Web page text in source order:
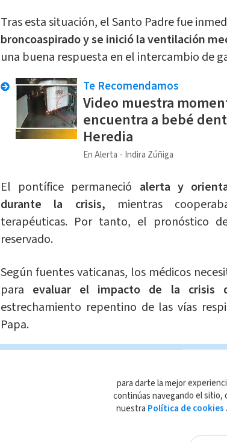
Tras esta situación, el Santo Padre fue
broncoaspirado y se inició la ventilación
una buena respuesta en el intercambio de
Te Recomendamos
Video muestra
encuentra a bebé
Heredia
En Alerta Indira Zúñiga
El pontífice permaneció alerta y
durante la crisis, mientras
terapéuticas. Por tanto, el pronóstico
reservado.
Según fuentes vaticanas, los médicos
para evaluar el impacto de la crisis
estrechamiento repentino de las vías
Papa.
La condición respiratoria empeoró después
, prontamente aspirado,
no invasiva con buena respuesta en el
alerta y consciente, colaboró ​​en las
para darte la mejor
continúas navegando el
nuestra Política de cookies